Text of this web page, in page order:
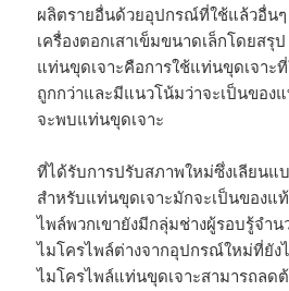
ผลิตรายอื่นด้วยอุปกรณ์ที่ใช้แล้วอื่น
เครื่องตอกเสาเข็มขนาดเล็กโดยสรุ
แท่นขุดเจาะคือการใช้แท่นขุดเจาะ
ถูกกว่าและมีแนวโน้มว่าจะเป็นของ
จะพบแท่นขุดเจาะ
ที่ได้รับการปรับสภาพใหม่ซึ่งเลียนแ
สำหรับแท่นขุดเจาะมักจะเป็นของแ
ไพล์พวกเขายังมีกลุ่มช่างผู้รอบรู้จำ
ไมโครไพล์ต่างจากอุปกรณ์ใหม่ที่ยัง
ไมโครไพล์แท่นขุดเจาะสามารถลด